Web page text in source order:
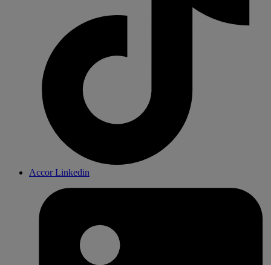
Accor Linkedin